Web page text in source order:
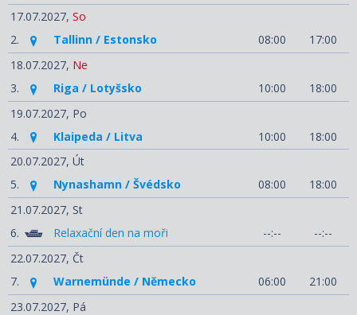
17.07.2027, So
2.
Tallinn / Estonsko 08:00
17:00
18.07.2027, Ne
3.
Riga / Lotyšsko 10:00
18:00
19.07.2027, Po
4.
Klaipeda / Litva 10:00
18:00
20.07.2027, Út
5.
Nynashamn / Švédsko 08:00
18:00
21.07.2027, St
6.
Relaxační den na moři --:--
--:--
22.07.2027, Čt
7.
Warnemünde / Německo 06:00
21:00
23.07.2027, Pá